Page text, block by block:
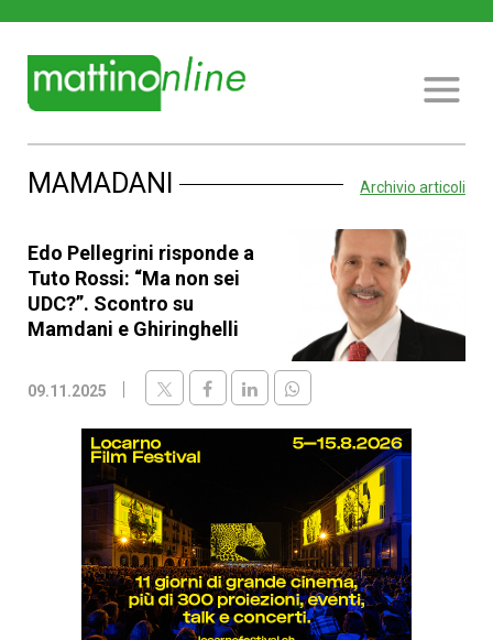
MAMADANI Archivio articoli
Edo Pellegrini risponde a
Tuto Rossi: “Ma non sei
UDC?”. Scontro su
Mamdani e Ghiringhelli
09.11.2025